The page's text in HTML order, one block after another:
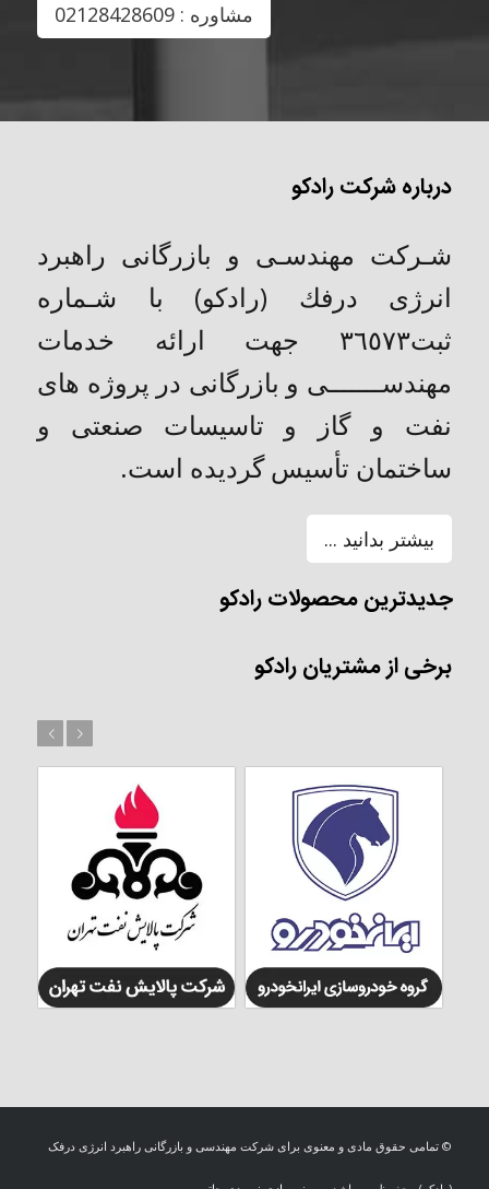
مشاوره : 02128428609
درباره شرکت رادکو
شـركت مهندسـی و بازرگانی راهبرد
انرژی درفك (رادکو) با شـماره
ثبت٣٦٥٧٣ جهت ارائه خدمات
مهندســـــــی و بازرگانی در پروژه های
نفت و گاز و تاسیسات صنعتی و
ساختمان تأسیس گردیده است.
بیشتر بدانید ...
جدیدترین محصولات رادکو
برخی از مشتریان رادکو
© تمامی حقوق مادی و معنوی برای شرکت مهندسی و بازرگانی راهبرد انرژی درفک